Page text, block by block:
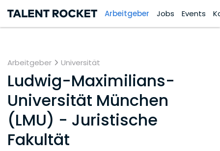
Arbeitgeber Jobs Events
Arbeitgeber Universität
Ludwig-Maximilians-
Universität München
(LMU) - Juristische
Fakultät